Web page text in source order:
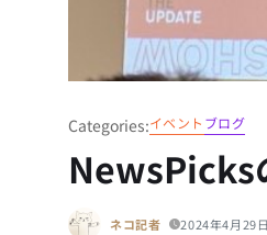
Categories:イベント ブログ
NewsPicks
ネコ記者 2024年4月29日